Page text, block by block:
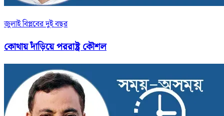
জুলাই বিপ্লবের দুই বছর
কোথায় দাঁড়িয়ে পররাষ্ট্র কৌশল